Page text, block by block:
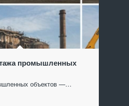
промышленных
объектов —…